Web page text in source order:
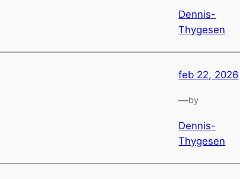
Dennis-
Thygesen
feb 22, 2026
—by
Dennis-
Thygesen